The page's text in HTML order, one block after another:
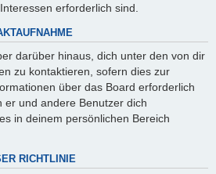
erforderlich sind.
darüber hinaus, dich unter den von dir
zu kontaktieren, sofern dies zur
über das Board erforderlich
er und andere Benutzer dich
in deinem persönlichen Bereich
RICHTLINIE